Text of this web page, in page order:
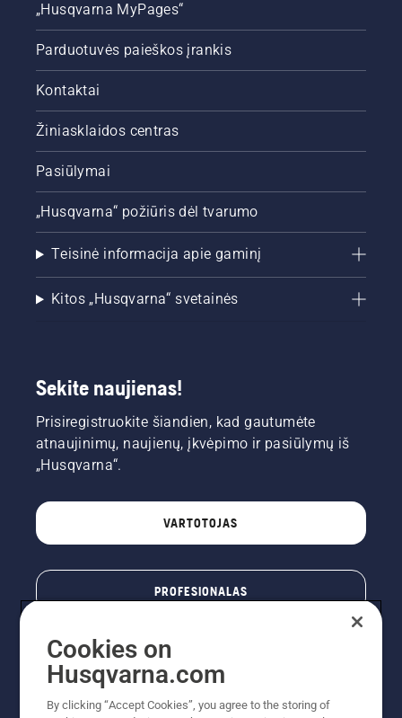
„Husqvarna MyPages“
Parduotuvės paieškos įrankis
Kontaktai
Žiniasklaidos centras
Pasiūlymai
„Husqvarna“ požiūris dėl tvarumo
Teisinė informacija apie gaminį
Kitos „Husqvarna“ svetainės
Sekite naujienas!
Prisiregistruokite šiandien, kad gautumėte
atnaujinimų, naujienų, įkvėpimo ir pasiūlymų iš
„Husqvarna“.
VARTOTOJAS
PROFESIONALAS
Cookies on
Husqvarna.com
By clicking “Accept Cookies”, you agree to the storing of